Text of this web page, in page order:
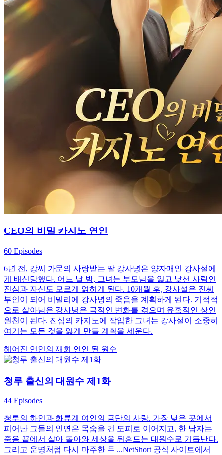
CEO의 비밀 카지노 연인
60 Episodes
6년 전, 강씨 가문의 사랑받는 딸 강사녕은 양자매인 강사설에
게 배신당했다. 어느 날 밤, 그녀는 부모님을 잃고 낯선 사람인
진심과 자신도 모르게 얽히게 된다. 10개월 후, 강사설은 진씨
부인이 되어 비밀리에 강사녕의 죽음을 계획하게 된다. 기적적
으로 살아남은 강사녕은 극적인 변화를 겪으며 유혹적인 상인
원천이 된다. 진심의 카지노에 잠입한 그녀는 강사설이 소중히
여기는 모든 것을 잃게 만들 계획을 세운다.
헤어진 연인의 재회 연인 된 원수
청루 출신의 대원수 제1화
44 Episodes
청루의 하인과 화류계 여인의 금단의 사랑. 가장 낮은 곳에서
피어난 그들의 인연은 목숨을 건 도피로 이어지고, 한 남자는
죽음 끝에서 살아 돌아와 세상을 뒤흔드는 대원수로 거듭난다.
그리고 운명처럼 다시 마주한 두 ...NetShort 공식 사이트에서